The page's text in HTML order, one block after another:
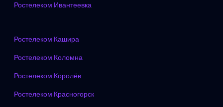
Ростелеком Ивантеевка
Ростелеком Кашира
Ростелеком Коломна
Ростелеком Королёв
Ростелеком Красногорск